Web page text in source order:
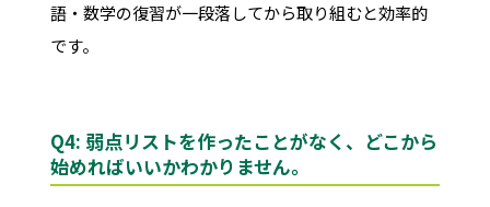
語・数学の復習が一段落してから取り組むと効率的
です。
Q4: 弱点リストを作ったことがなく、どこから
始めればいいかわかりません。